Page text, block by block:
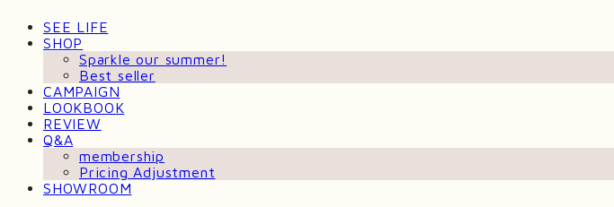
SEE LIFE
SHOP
Sparkle our summer!
Best seller
CAMPAIGN
LOOKBOOK
REVIEW
Q&A
membership
Pricing Adjustment
SHOWROOM